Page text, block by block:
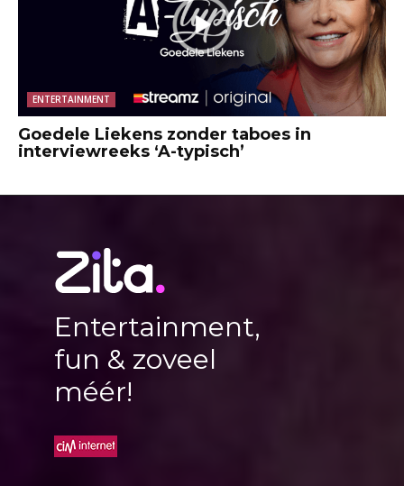
ENTERTAINMENT
Goedele Liekens zonder taboes in
interviewreeks ‘A-typisch’
Entertainment,
fun & zoveel
méér!